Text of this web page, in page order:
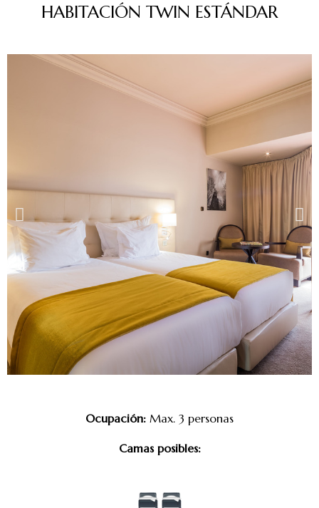
HABITACIÓN TWIN ESTÁNDAR
Ocupación: Max. 3 personas
Camas posibles: